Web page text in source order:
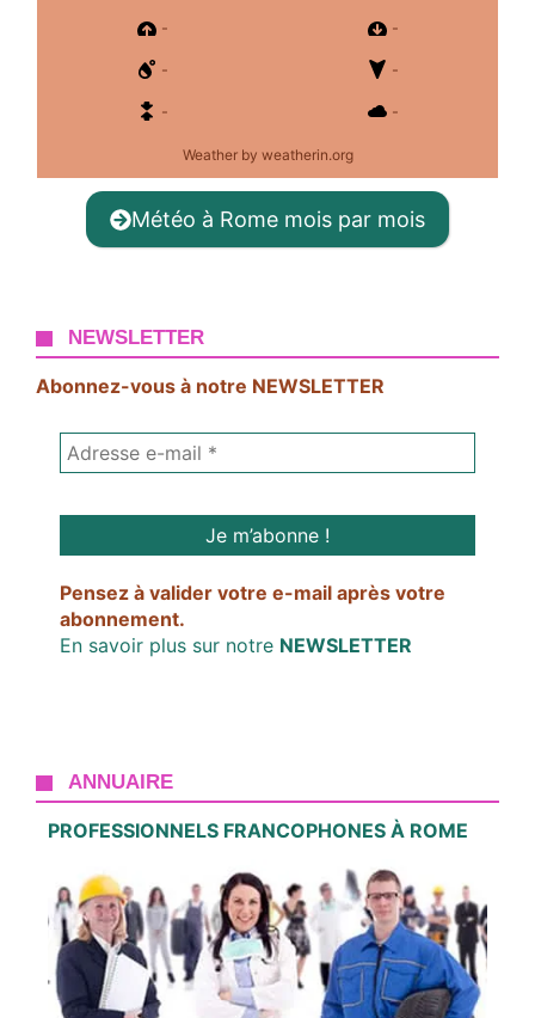
- -
- -
- -
Weatherby weatherin.org
Météo à Rome mois par mois
NEWSLETTER
Abonnez-vous à notre NEWSLETTER
Pensez à valider votre e-mail après votre
abonnement.
En savoir plus sur notre NEWSLETTER
ANNUAIRE
PROFESSIONNELS FRANCOPHONES À ROME